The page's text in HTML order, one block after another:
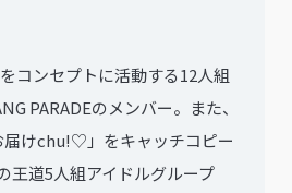
コンセプトに活動する12人組
PARADEのメンバー。また、
届けchu!♡」をキャッチコピー
王道5人組アイドルグループ